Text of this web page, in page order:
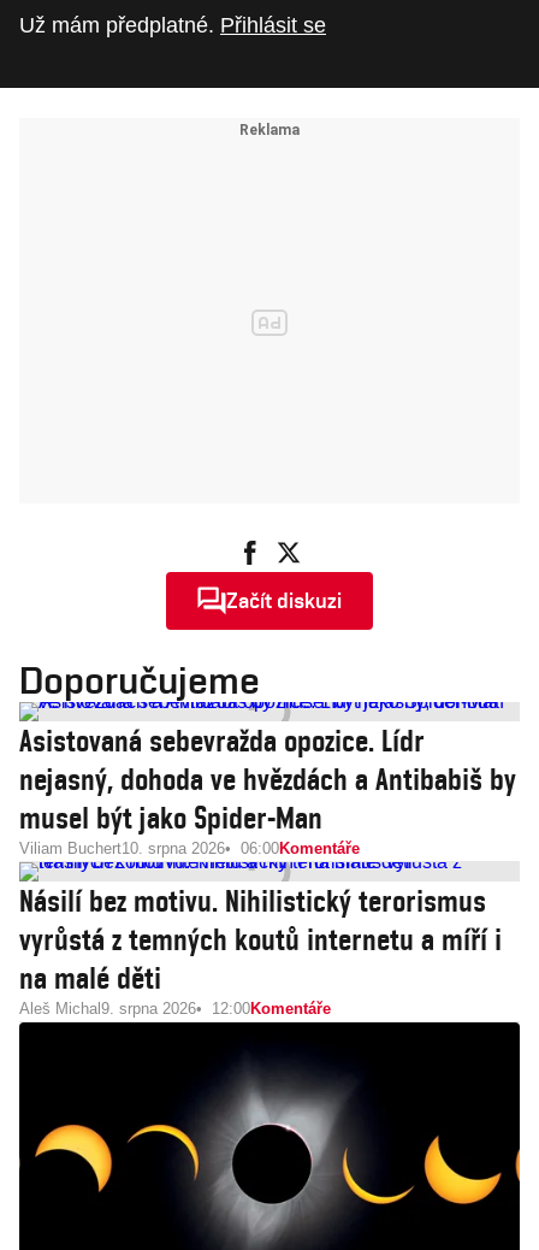
Už mám předplatné. Přihlásit se
Začít diskuzi
Doporučujeme
Asistovaná sebevražda opozice. Lídr
nejasný, dohoda ve hvězdách a Antibabiš by
musel být jako Spider-Man
Viliam Buchert10. srpna 2026 06:00Komentáře
Násilí bez motivu. Nihilistický terorismus
vyrůstá z temných koutů internetu a míří i
na malé děti
Aleš Michal 9. srpna 2026 12:00Komentáře